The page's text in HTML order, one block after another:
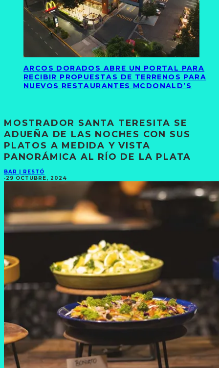
ARCOS DORADOS ABRE UN PORTAL PARA
RECIBIR PROPUESTAS DE TERRENOS PARA
NUEVOS RESTAURANTES MCDONALD’S
MOSTRADOR SANTA TERESITA SE
ADUEÑA DE LAS NOCHES CON SUS
PLATOS A MEDIDA Y VISTA
PANORÁMICA AL RÍO DE LA PLATA
BAR | RESTÓ
·29 OCTUBRE, 2024